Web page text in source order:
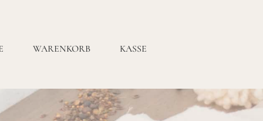
WARENKORB KASSE